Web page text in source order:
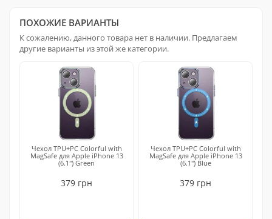
ПОХОЖИЕ ВАРИАНТЫ
К сожалению, данного товара нет в наличии. Предлагаем
другие варианты из этой же категории.
Чехол TPU+PC Colorful with
MagSafe для Apple iPhone 13
(6.1") Green
379 грн
Чехол TPU+PC Colorful with
MagSafe для Apple iPhone 13
(6.1") Blue
379 грн